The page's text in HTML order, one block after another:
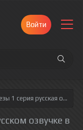
Войти
1 серия русская озвучка полностью смотреть онлайн!
озвучке в